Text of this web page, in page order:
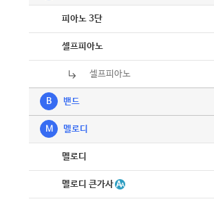
피아노 3단
셀프피아노
셀프피아노
B 밴드
M 멜로디
멜로디
멜로디 큰가사